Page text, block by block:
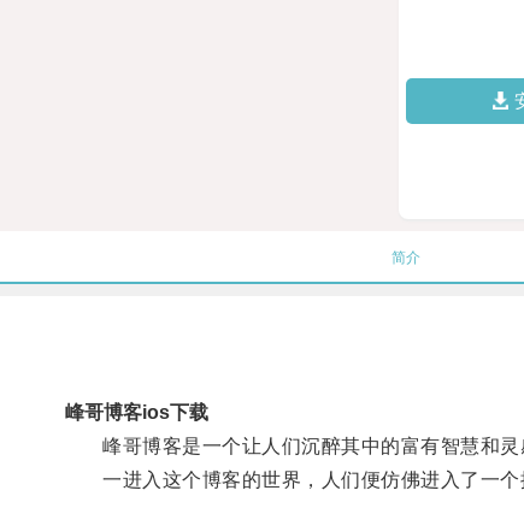
简介
峰哥博客ios下载
峰哥博客是一个让人们沉醉其中的富有智慧和灵
一进入这个博客的世界，人们便仿佛进入了一个